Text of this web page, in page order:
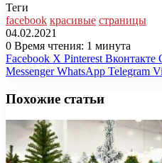
Теги
facebook красивые страницы
04.02.2021
0 Время чтения: 1 минута
Facebook X Pinterest Вконтакте
Messenger WhatsApp Telegram
Похожие статьи